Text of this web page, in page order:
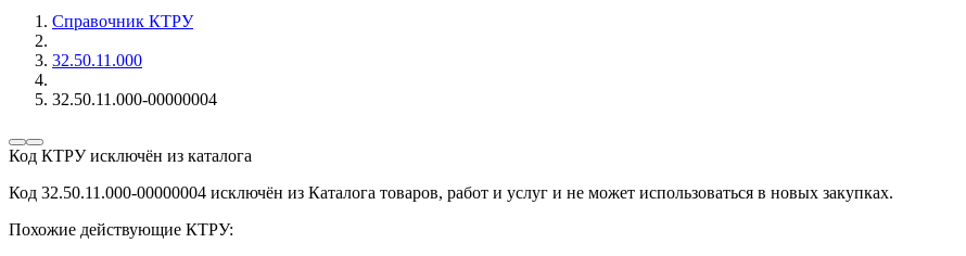
Справочник КТРУ
32.50.11.000
32.50.11.000-00000004
Код КТРУ исключён из каталога
Код 32.50.11.000-00000004 исключён из Каталога товаров, работ и услуг и не может использоваться в новых закупках.
Похожие действующие КТРУ: